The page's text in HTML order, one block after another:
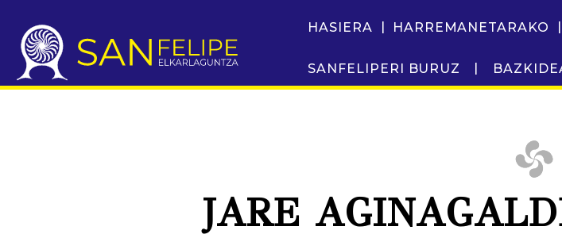
HASIERA HARREMANETARAKO
SANFELIPERI BURUZ
JARE